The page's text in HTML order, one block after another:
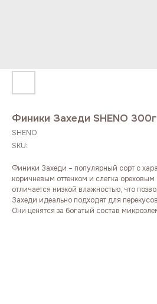
Финики Захеди SHENO 300г
SHENO
SKU:
Финики Захеди – популярный сорт с
коричневым оттенком и слегка ореховым
отличается низкой влажностью, что
Захеди идеально подходят для
Они ценятся за богатый состав